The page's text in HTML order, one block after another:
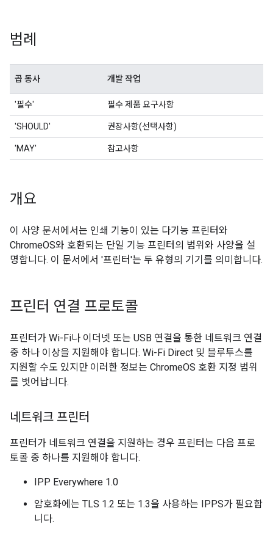
범례
곱 동사 개발 작업
'필수' 필수 제품 요구사항
'SHOULD' 권장사항(선택사항)
'MAY' 참고사항
개요
이 사양 문서에서는 인쇄 기능이 있는 다기능 프린터와
ChromeOS와 호환되는 단일 기능 프린터의 범위와 사양을 설
명합니다. 이 문서에서 '프린터'는 두 유형의 기기를 의미합니다.
프린터 연결 프로토콜
프린터가 Wi-Fi나 이더넷 또는 USB 연결을 통한 네트워크 연결
중 하나 이상을 지원해야 합니다. Wi-Fi Direct 및 블루투스를
지원할 수도 있지만 이러한 정보는 ChromeOS 호환 지정 범위
를 벗어납니다.
네트워크 프린터
프린터가 네트워크 연결을 지원하는 경우 프린터는 다음 프로
토콜 중 하나를 지원해야 합니다.
IPP Everywhere 1.0
암호화에는 TLS 1.2 또는 1.3을 사용하는 IPPS가 필요합
니다.